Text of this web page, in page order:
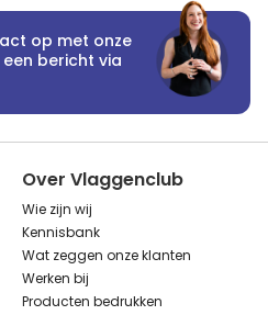
op met onze
bericht via
Over Vlaggenclub
Wie zijn wij
Kennisbank
Wat zeggen onze klanten
Werken bij
Producten bedrukken